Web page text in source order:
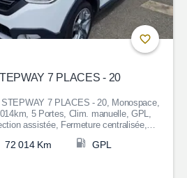
7 PLACES - 20
7 PLACES - 20, Monospace,
5 Portes, Clim. manuelle, GPL,
assistée, Fermeture centralisée,
6 mois, 13 990€
72 014 Km GPL